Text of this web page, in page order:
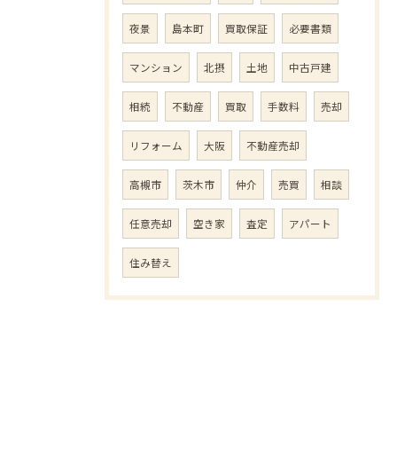
夜景 島本町 買取保証 必要書類
マンション 北摂 土地 中古戸建
相続 不動産 買取 手数料 売却
リフォーム 大阪 不動産売却
高槻市 茨木市 仲介 売買 相談
任意売却 空き家 査定 アパート
住み替え